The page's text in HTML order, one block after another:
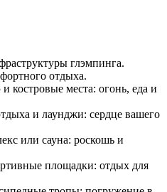
глэмпинга.
отдыха.
костровые места: огонь, еда и
и лаунджи: сердце вашего
или сауна: роскошь и
площадки: отдых для